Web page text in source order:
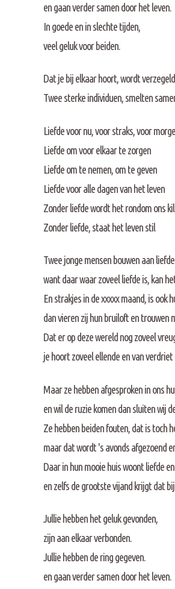
en gaan verder samen door het leven.
In goede en in slechte tijden,
veel geluk voor beiden.
Dat je bij elkaar hoort, wordt
Twee sterke individuen, smelten
Liefde voor nu, voor straks, voor
Liefde om voor elkaar te zorgen
Liefde om te nemen, om te geven
Liefde voor alle dagen van het leven
Zonder liefde wordt het rondom ons kil
Zonder liefde, staat het leven stil
Twee jonge mensen bouwen aan
want daar waar zoveel liefde is, kan
En strakjes in de xxxxx maand, is ook
dan vieren zij hun bruiloft en trouwen
Dat er op deze wereld nog zoveel
je hoort zoveel ellende en van verdriet
Maar ze hebben afgesproken in ons
en wil de ruzie komen dan sluiten wij
Ze hebben beiden fouten, dat is toch
maar dat wordt 's avonds afgezoend
Daar in hun mooie huis woont liefde
en zelfs de grootste vijand krijgt dat
Jullie hebben het geluk gevonden,
zijn aan elkaar verbonden.
Jullie hebben de ring gegeven.
en gaan verder samen door het leven.